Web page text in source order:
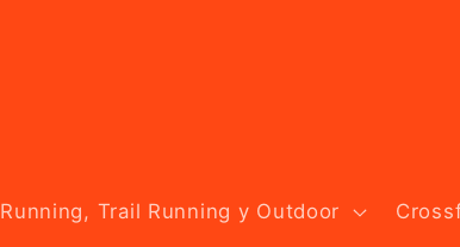
Running, Trail Running y Outdoor